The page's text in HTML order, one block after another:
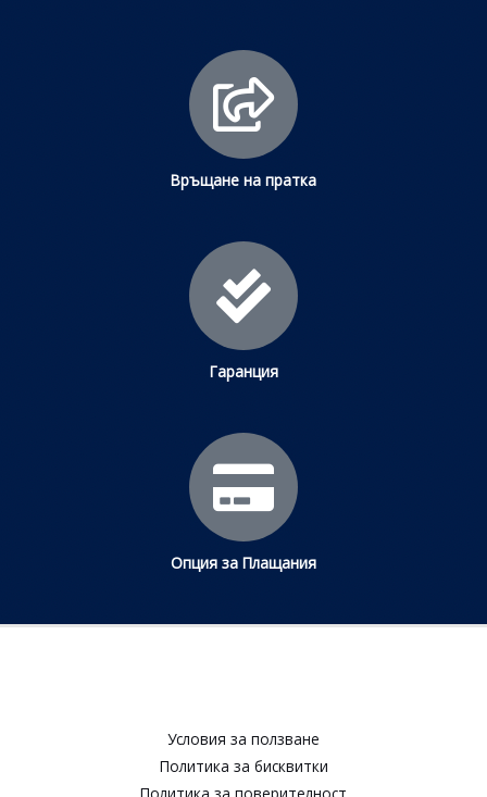
Връщане на пратка
Гаранция
Опция за Плащания
Условия за ползване​
Политика за бисквитки​
Политика за поверителност​